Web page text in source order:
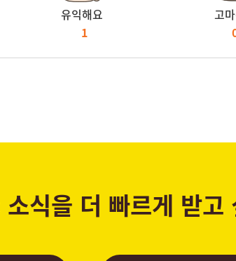
유익해요
1
고
식을 더 빠르게 받고